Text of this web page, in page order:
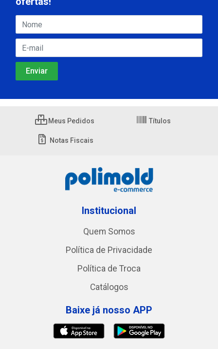
Meus Pedidos Títulos
Notas Fiscais
Institucional
Quem Somos
Política de Privacidade
Política de Troca
Catálogos
Baixe já nosso APP